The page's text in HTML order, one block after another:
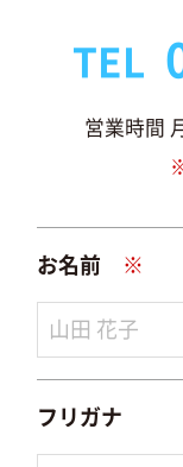
TEL
営業時間
お名前 ※
フリガナ